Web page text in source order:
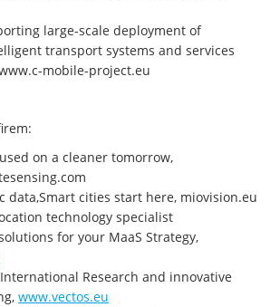
large-scale deployment of
transport systems and services
mobile-project.eu
on a cleaner tomorrow,
data,Smart cities start here, miovision.eu
technology specialist
for your MaaS Strategy,
Research and innovative
www.vectos.eu